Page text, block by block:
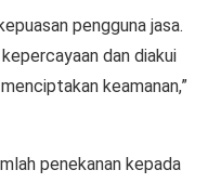
pengguna jasa.
dan diakui
keamanan,”
penekanan kepada